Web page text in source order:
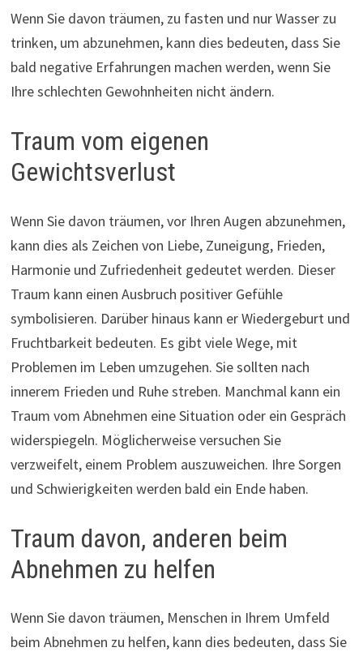
Wenn Sie davon träumen, zu fasten und nur Wasser zu
trinken, um abzunehmen, kann dies bedeuten, dass Sie
bald negative Erfahrungen machen werden, wenn Sie
Ihre schlechten Gewohnheiten nicht ändern.
Traum vom eigenen
Gewichtsverlust
Wenn Sie davon träumen, vor Ihren Augen abzunehmen,
kann dies als Zeichen von Liebe, Zuneigung, Frieden,
Harmonie und Zufriedenheit gedeutet werden. Dieser
Traum kann einen Ausbruch positiver Gefühle
symbolisieren. Darüber hinaus kann er Wiedergeburt und
Fruchtbarkeit bedeuten. Es gibt viele Wege, mit
Problemen im Leben umzugehen. Sie sollten nach
innerem Frieden und Ruhe streben. Manchmal kann ein
Traum vom Abnehmen eine Situation oder ein Gespräch
widerspiegeln. Möglicherweise versuchen Sie
verzweifelt, einem Problem auszuweichen. Ihre Sorgen
und Schwierigkeiten werden bald ein Ende haben.
Traum davon, anderen beim
Abnehmen zu helfen
Wenn Sie davon träumen, Menschen in Ihrem Umfeld
beim Abnehmen zu helfen, kann dies bedeuten, dass Sie